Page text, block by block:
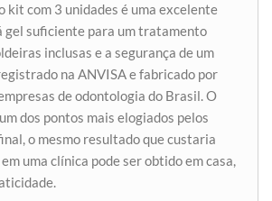
kit com 3 unidades é uma excelente
gel suficiente para um tratamento
inclusas e a segurança de um
na ANVISA e fabricado por
de odontologia do Brasil. O
dos pontos mais elogiados pelos
o mesmo resultado que custaria
uma clínica pode ser obtido em casa,